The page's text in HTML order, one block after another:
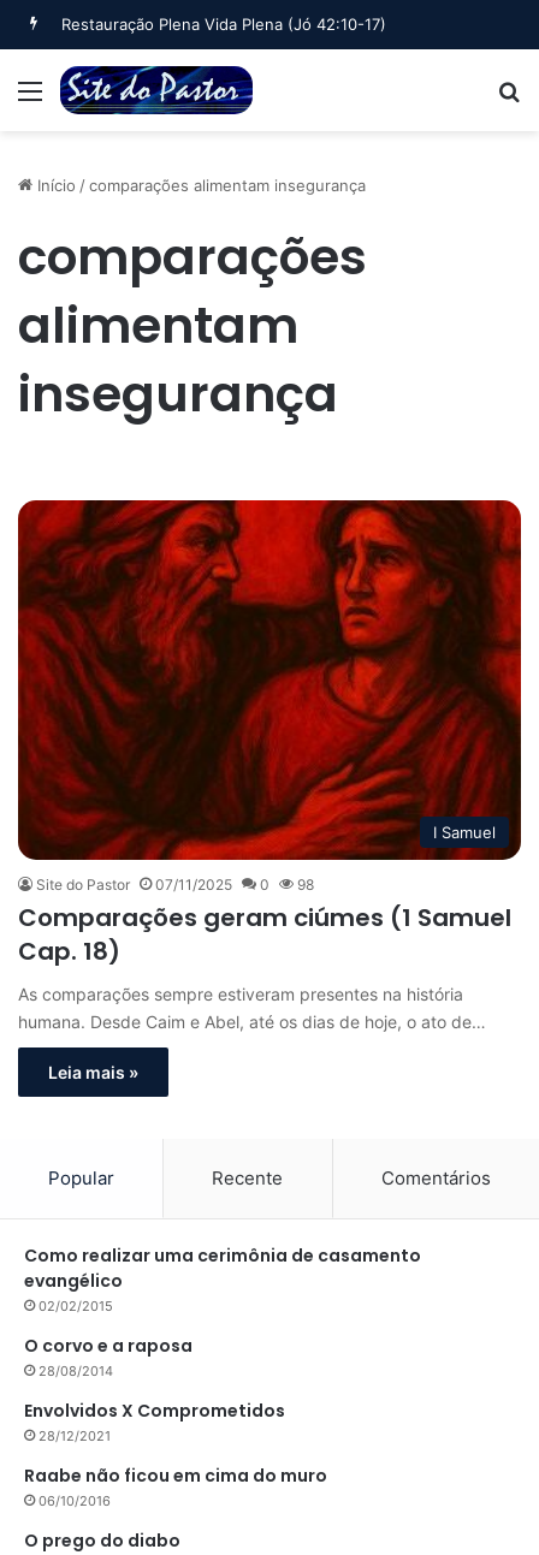
Restauração Plena Vida Plena (Jó 42:10-17)
Menu
Início /comparações alimentam insegurança
comparações
alimentam
insegurança
I Samuel
Site do Pastor 07/11/2025 0 98
Comparações geram ciúmes (1 Samuel
Cap. 18)
As comparações sempre estiveram presentes na história
humana. Desde Caim e Abel, até os dias de hoje, o ato de…
Leia mais »
Popular Recente Comentários
Como realizar uma cerimônia de casamento
evangélico
02/02/2015
O corvo e a raposa
28/08/2014
Envolvidos X Comprometidos
28/12/2021
Raabe não ficou em cima do muro
06/10/2016
O prego do diabo